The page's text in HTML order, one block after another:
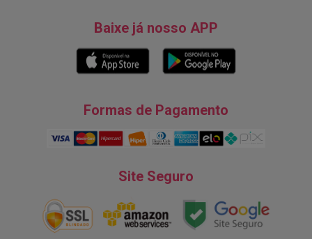
Baixe já nosso APP
Formas de Pagamento
Site Seguro